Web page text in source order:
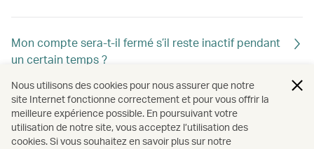
Mon compte sera-t-il fermé s’il reste inactif pendant
un certain temps ?
Comment puis-je garder mon compte Cathay actif ?
Nous utilisons des cookies pour nous assurer que notre
site Internet fonctionne correctement et pour vous offrir la
meilleure expérience possible. En poursuivant votre
utilisation de notre site, vous acceptez l’utilisation des
cookies. Si vous souhaitez en savoir plus sur notre